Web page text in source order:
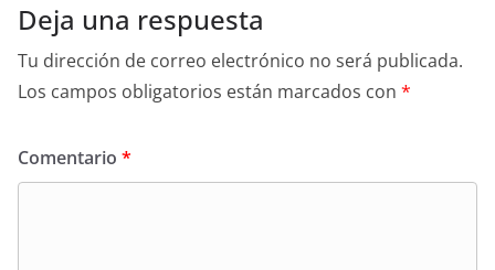
Deja una respuesta
Tu dirección de correo electrónico no será publicada.
Los campos obligatorios están marcados con *
Comentario *